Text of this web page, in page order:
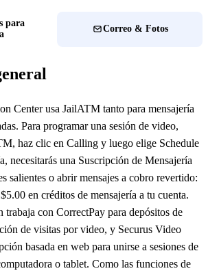
para
Correo & Fotos
Center usa JailATM tanto para mensajería
Para programar una sesión de video,
haz clic en Calling y luego elige Schedule
necesitarás una Suscripción de Mensajería
salientes o abrir mensajes a cobro revertido:
en créditos de mensajería a tu cuenta.
trabaja con CorrectPay para depósitos de
de visitas por video, y Securus Video
basada en web para unirse a sesiones de
o tablet. Como las funciones de